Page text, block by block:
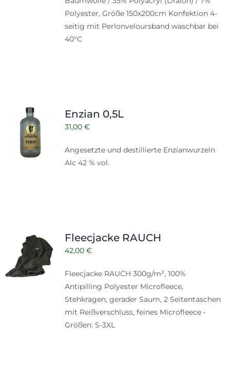
Polyester, Größe 150x200cm Konfektion 4-
seitig mit Perlonveloursband waschbar bei
40°C
Enzian 0,5L
31,00 €
Angesetzte und destillierte Enzianwurzeln
Alc 42 % vol.
Fleecjacke RAUCH
42,00 €
Fleecjacke RAUCH 300g/m², 100%
Antipilling Polyester Microfleece,
Stehkragen, gerader Saum, 2 Seitentaschen
mit Reißverschluss, feines Microfleece •
Größen: S-3XL